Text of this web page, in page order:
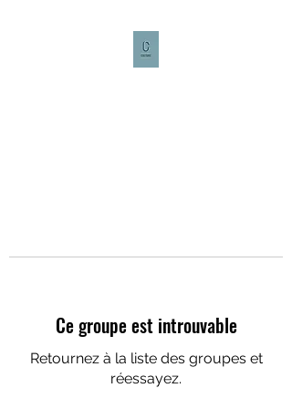
Ce groupe est introuvable
Retournez à la liste des groupes et
réessayez.